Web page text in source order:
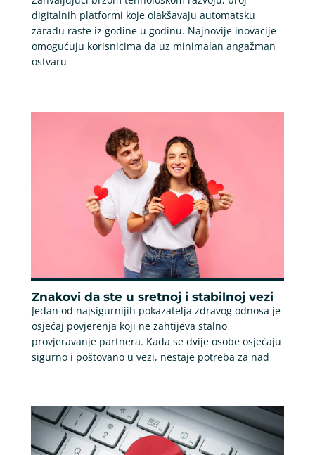
digitalnih platformi koje olakšavaju automatsku
zaradu raste iz godine u godinu. Najnovije inovacije
omogućuju korisnicima da uz minimalan angažman
ostvaru
Znakovi da ste u sretnoj i stabilnoj vezi
Jedan od najsigurnijih pokazatelja zdravog odnosa je
osjećaj povjerenja koji ne zahtijeva stalno
provjeravanje partnera. Kada se dvije osobe osjećaju
sigurno i poštovano u vezi, nestaje potreba za nad